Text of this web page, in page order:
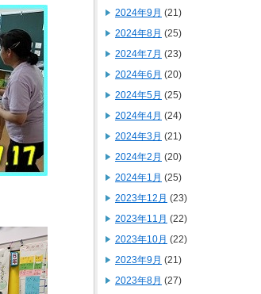
2024年9月 (21)
2024年8月 (25)
2024年7月 (23)
2024年6月 (20)
2024年5月 (25)
2024年4月 (24)
2024年3月 (21)
2024年2月 (20)
2024年1月 (25)
2023年12月 (23)
2023年11月 (22)
2023年10月 (22)
2023年9月 (21)
2023年8月 (27)